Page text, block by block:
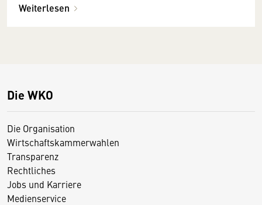
Weiterlesen
Die WKO
Die Organisation
Wirtschaftskammerwahlen
Transparenz
Rechtliches
Jobs und Karriere
Medienservice